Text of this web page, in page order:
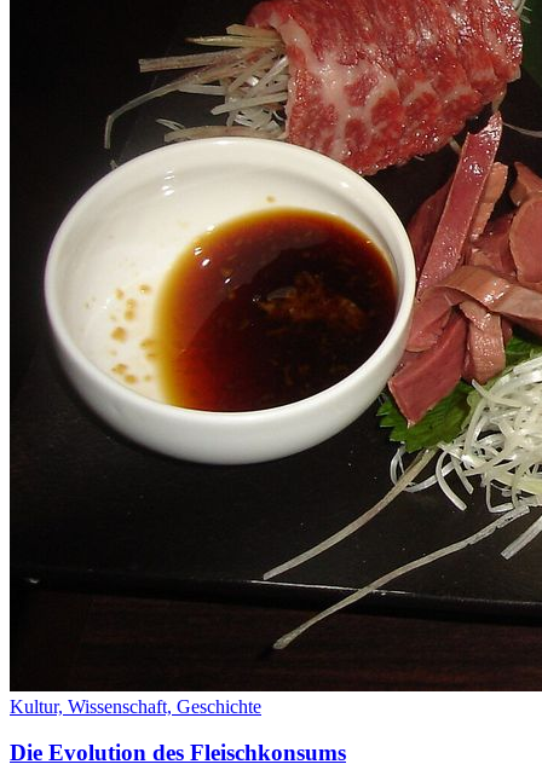
Kultur, Wissenschaft, Geschichte
Die Evolution des Fleischkonsums